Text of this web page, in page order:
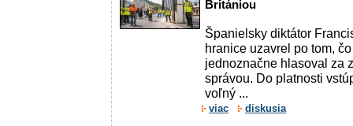
Britániou
Španielsky diktátor
hranice uzavrel po tom,
jednoznačne hlasoval za
správou. Do platnosti
voľný ...
viac diskusia